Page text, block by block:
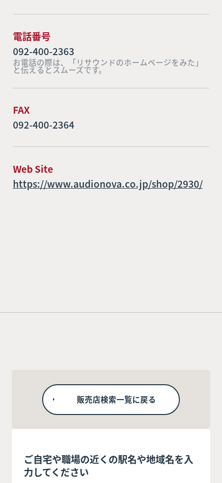
電話番号
092-400-2363
お電話の際は、「リサウンドのホームページをみた」
と伝えるとスムーズです。
FAX
092-400-2364
Web Site
https://www.audionova.co.jp/shop/2930/
販売店検索一覧に戻る
ご自宅や職場の近くの駅名や地域名を入
力してください